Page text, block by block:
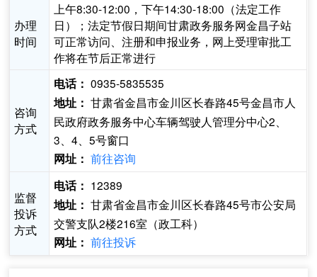
办理
时间
上午8:30-12:00，下午14:30-18:00（法定工作
日）；法定节假日期间甘肃政务服务网金昌子站
可正常访问、注册和申报业务，网上受理审批工
作将在节后正常进行
咨询
方式
电话： 0935-5835535
地址： 甘肃省金昌市金川区长春路45号金昌市人
民政府政务服务中心车辆驾驶人管理分中心2、
3、4、5号窗口
网址： 前往咨询
监督
投诉
方式
电话： 12389
地址： 甘肃省金昌市金川区长春路45号市公安局
交警支队2楼216室（政工科）
网址： 前往投诉